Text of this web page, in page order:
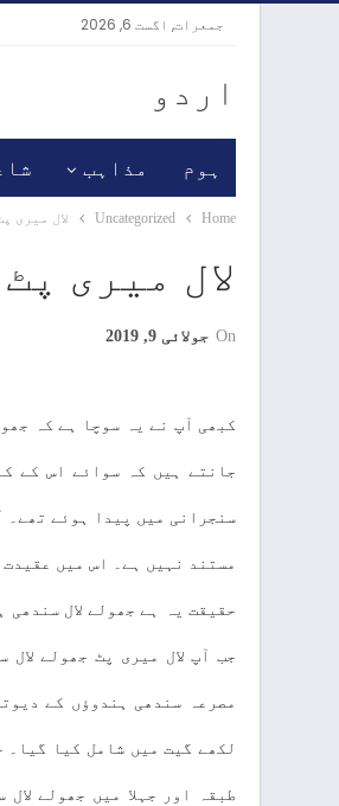
جمعرات, اگست 6, 2026
اردو
ہوم مذاہب
Home
Uncategorized لال میری
لال میری
On جولائی 9, 2019
کبھی آپ نے یہ سوچا ہے کہ
جانتے ہیں کہ سوائے اس کے
سنجرانی میں پیدا ہوئے تھے۔
مستند نہیں ہے۔ اس میں
حقیقت یہ ہے جھولے لال
جب آپ لال میری پٹ جھولے
مصرعہ سندھی ہندوؤں کے
لکھے گیت میں شامل کیا گیا۔
طبقہ اور جہلا میں جھولے